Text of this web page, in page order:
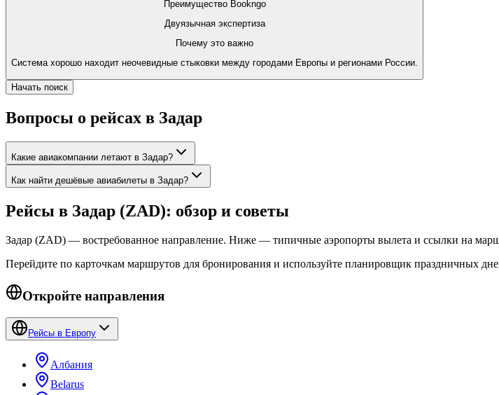
Преимущество Bookngo
Двуязычная экспертиза
Почему это важно
Система хорошо находит неочевидные стыковки между городами Европы и регионами России.
Начать поиск
Вопросы о рейсах в Задар
Какие авиакомпании летают в Задар?
Как найти дешёвые авиабилеты в Задар?
Рейсы в Задар (ZAD): обзор и советы
Задар (ZAD) — востребованное направление. Ниже — типичные аэропорты вылета и ссылки на
Перейдите по карточкам маршрутов для бронирования и используйте планировщик праздничных
Откройте направления
Рейсы в Европу
Албания
Belarus